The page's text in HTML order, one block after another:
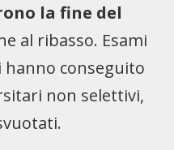
la fine del
al ribasso. Esami
conseguito
non selettivi,